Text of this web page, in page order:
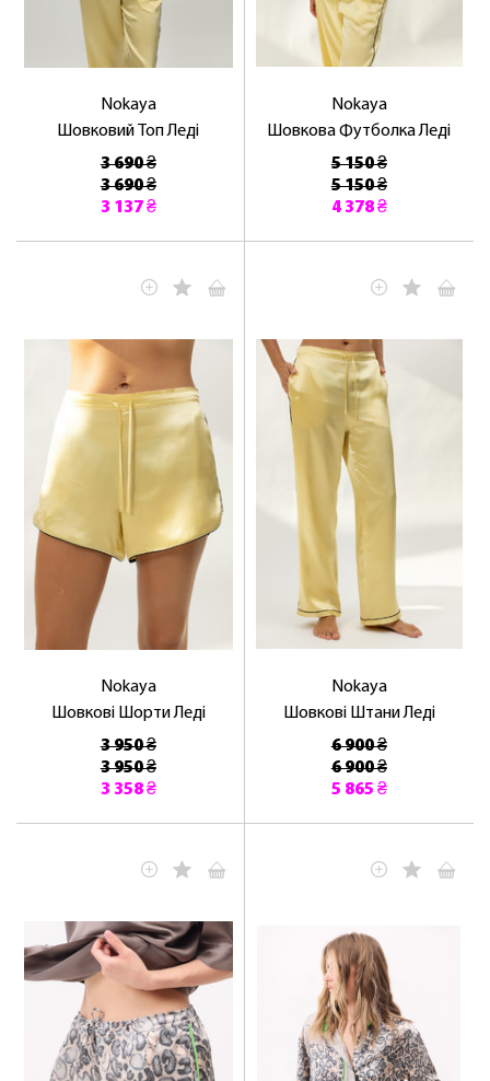
Nokaya
Шовковий Топ Леді
3 690 ₴
3 690 ₴
3 137 ₴
Nokaya
Шовкова Футболка Леді
5 150 ₴
5 150 ₴
4 378 ₴
Nokaya
Шовкові Шорти Леді
3 950 ₴
3 950 ₴
3 358 ₴
Nokaya
Шовкові Штани Леді
6 900 ₴
6 900 ₴
5 865 ₴